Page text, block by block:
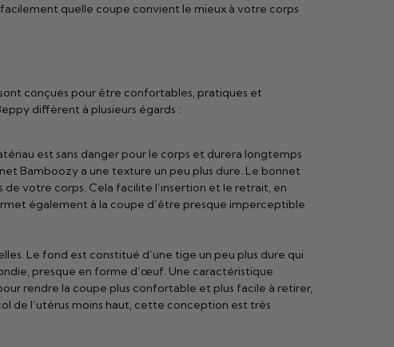
quelle coupe convient le mieux à votre corps
conçues pour être confortables, pratiques et
diffèrent à plusieurs égards :
est sans danger pour le corps et durera longtemps
Bamboozy a une texture un peu plus dure. Le bonnet
votre corps. Cela facilite l’insertion et le retrait, en
également à la coupe d’être presque imperceptible
Le fond est constitué d’une tige un peu plus dure qui
presque en forme d’œuf. Une caractéristique
rendre la coupe plus confortable et plus facile à retirer,
de l’utérus moins haut, cette conception est très